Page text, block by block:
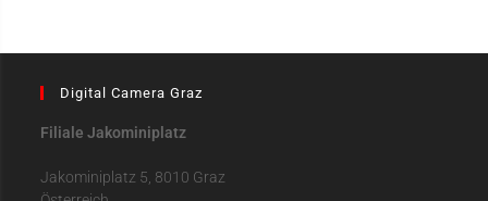
Digital Camera Graz
Filiale Jakominiplatz
Jakominiplatz 5, 8010 Graz